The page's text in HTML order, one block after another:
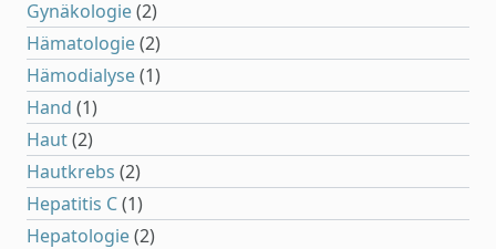
Gynäkologie(2)
Hämatologie(2)
Hämodialyse(1)
Hand (1)
Haut(2)
Hautkrebs (2)
Hepatitis C(1)
Hepatologie(2)